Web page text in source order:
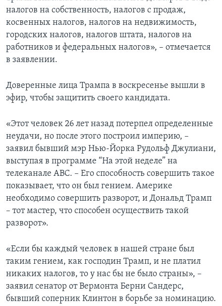
налогов на собственность, налогов с продаж,
косвенных налогов, налогов на недвижимость,
городских налогов, налогов штата, налогов на
работников и федеральных налогов», – отмечается
в заявлении.
Доверенные лица Трампа в воскресенье вышли в
эфир, чтобы защитить своего кандидата.
«Этот человек 26 лет назад потерпел определенные
неудачи, но после этого построил империю, –
заявил бывший мэр Нью-Йорка Рудольф Джулиани,
выступая в программе “На этой неделе” на
телеканале АВС. – Его способность совершить такое
показывает, что он был гением. Америке
необходимо совершить разворот, и Дональд Трамп
– тот мастер, что способен осуществить такой
разворот».
«Если бы каждый человек в нашей стране был
таким гением, как господин Трамп, и не платил
никаких налогов, то у нас бы не было страны», –
заявил сенатор от Вермонта Берни Сандерс,
бывший соперник Клинтон в борьбе за номинацию.